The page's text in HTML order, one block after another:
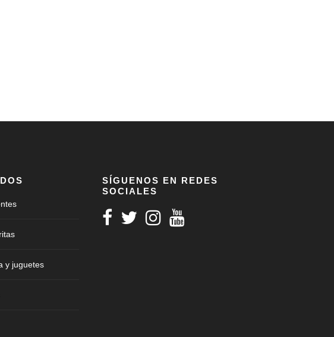
y juguetes
SÍGUENOS EN REDES
SOCIALES